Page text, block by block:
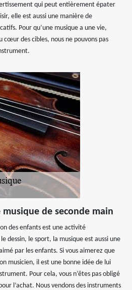
qui peut entièrement épater
elle est aussi une manière de
Pour qu’une musique a une vie,
cœur des cibles, nous ne pouvons pas
de seconde main
des enfants est une activité
dessin, le sport, la musique est aussi une
par les enfants. Si vous aimerez que
musicien, il est une bonne idée de lui
Pour cela, vous n’êtes pas obligé
l’achat. Nous vendons des instruments